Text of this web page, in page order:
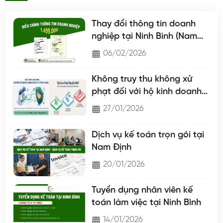
Thay đổi thông tin doanh
nghiệp tại Ninh Binh (Nam
Định - Hà Nam - Ninh Binh)
06/02/2026
Không truy thu không xử
phạt đối với hộ kinh doanh
chuyển lên hộ khoán
27/01/2026
Dịch vụ kế toán trọn gói tại
Nam Định
20/01/2026
Tuyển dụng nhân viên kế
toán làm việc tại Ninh Bình
14/01/2026